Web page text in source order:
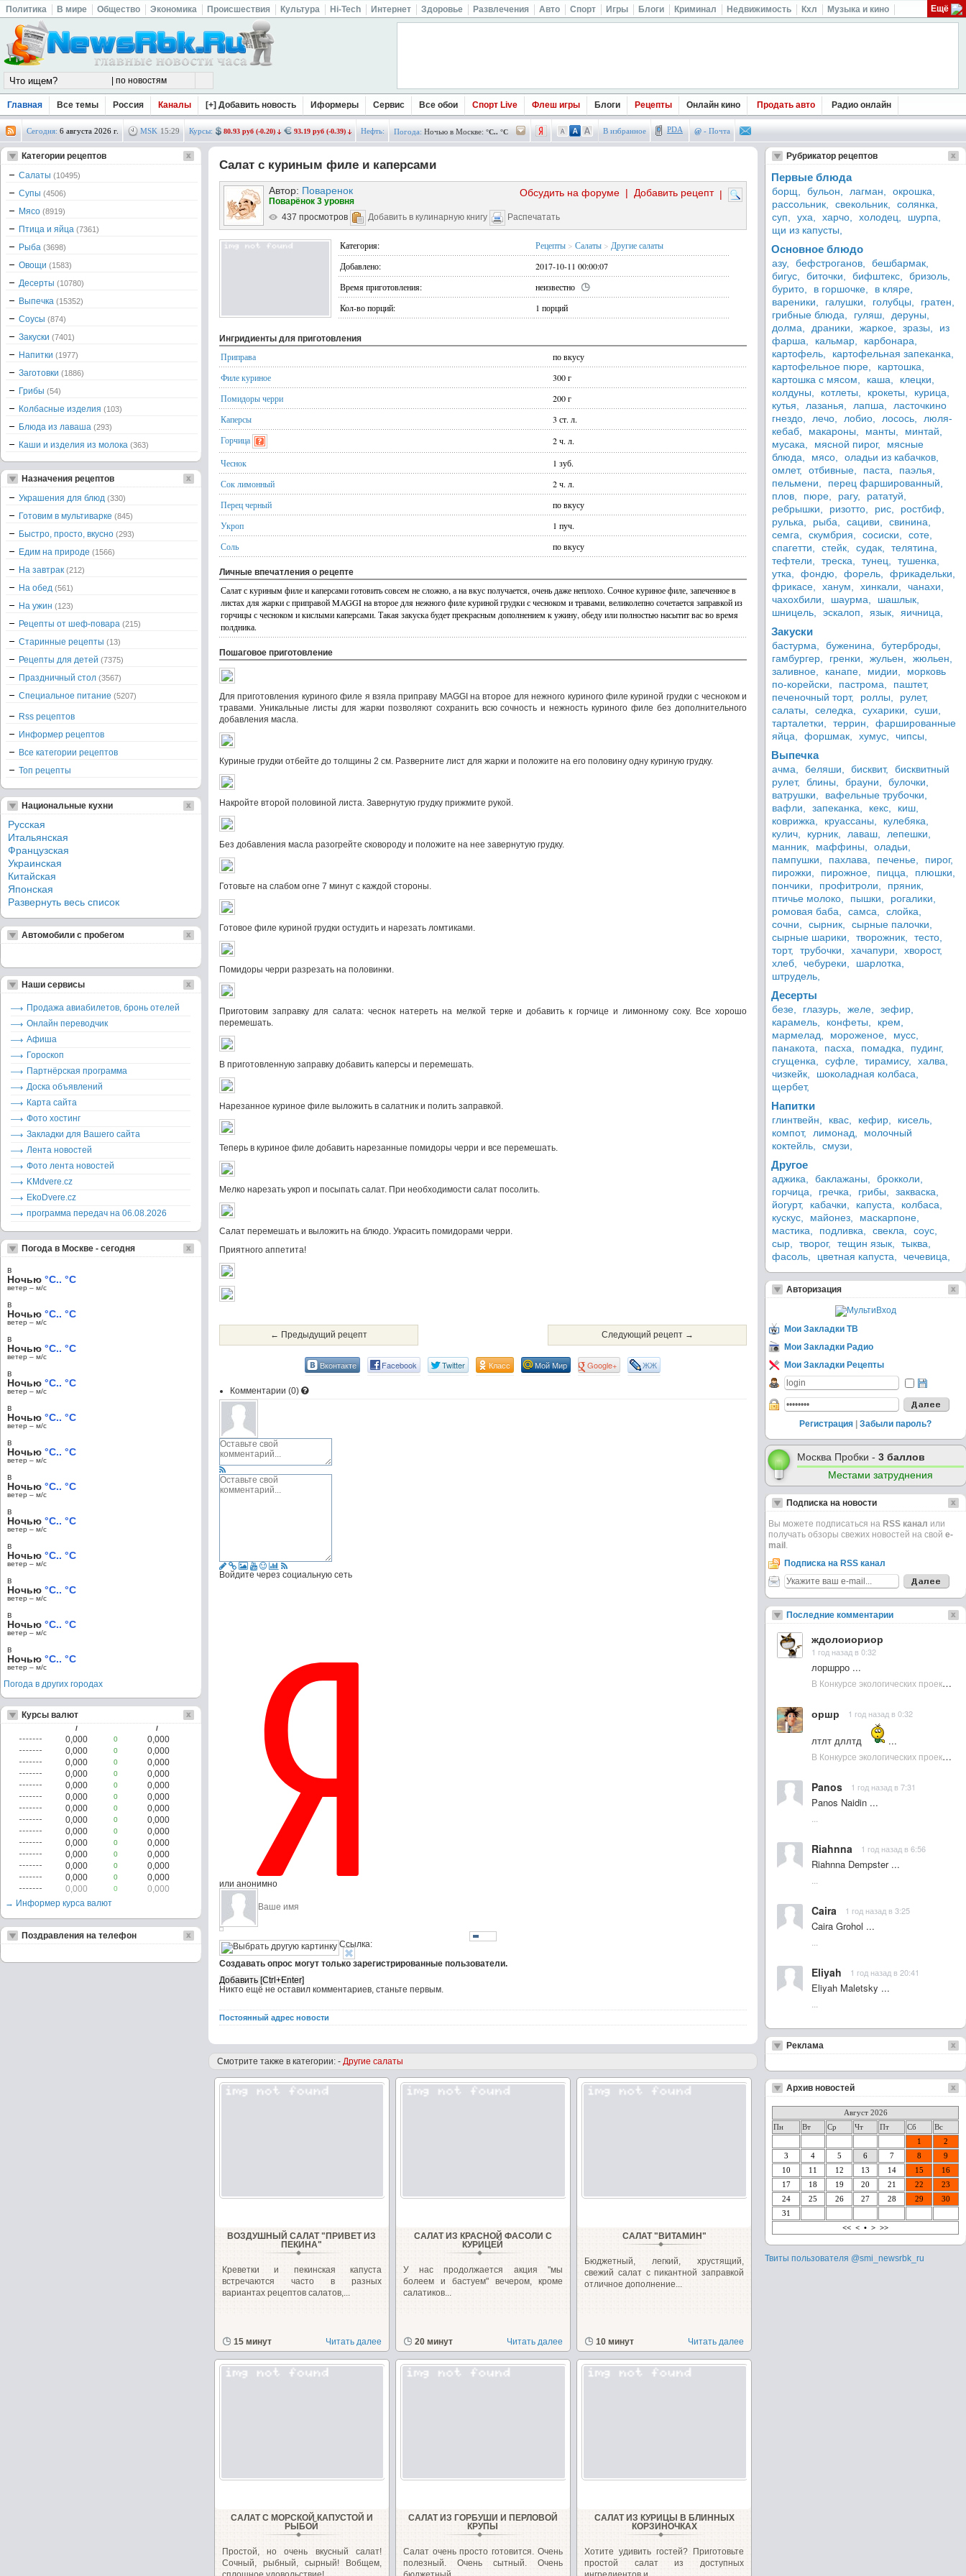
Политика В мире Общество Экономика Происшествия Культура Hi-Tech Интернет Здоровье Развлечения Авто Спорт Игры Блоги Криминал Недвижимость Кхл Музыка и кино Ещё
Главная Все темы Россия Каналы [+] Добавить новость Иформеры Сервис Все обои Спорт Live Флеш игры Блоги Рецепты Онлайн кино Продать авто Радио онлайн
Сегодня: 6 августа 2026 г. MSK 15:29 Курсы: 80.93 руб (-0.20) 93.19 руб (-0.39) Нефть: Погода: Ночью в Москве: °C.. °C В избранное PDA @ - Почта
Салат с куриным филе и каперсами
Автор: Поваренок |
Добавить рецепт
|
Обсудить на форуме
Поварёнок 3 уровня
437 просмотров
Добавить в кулинарную книгу Распечатать
Категория: Рецепты > Салаты > Другие салаты
Добавлено:
2017-10-11 00:00:07
Время приготовления:
неизвестно
Кол-во порций:
1 порций
Ингридиенты для приготовления
Приправа
по вкусу
Филе куриное
300 г
Помидоры черри
200 г
Каперсы
3 ст. л.
Горчица
2 ч. л.
Чеснок
1 зуб.
Сок лимонный
2 ч. л.
Перец черный
по вкусу
Укроп
1 пуч.
Соль
по вкусу
Личные впечатления о рецепте
Салат с куриным филе и каперсами готовить совсем не сложно, а на вкус получается, очень даже неплохо. Сочное куриное филе, запеченное в
листах для жарки с приправой MAGGI на второе для нежного филе куриной грудки с чесноком и травами, великолепно сочетается заправкой из
горчицы с чесноком и кислыми каперсами. Такая закуска будет прекрасным дополнением к ужину, обеду или полностью насытит вас во время
полдника.
Пошаговое приготовление
Для приготовления куриного филе я взяла приправу MAGGI на второе для нежного куриного филе куриной грудки с чесноком и
травами. Уникальные листы для жарки позволяют сохранить всю сочность и нежность куриного филе без дополнительного
добавления масла.
Куриные грудки отбейте до толщины 2 см. Разверните лист для жарки и положите на его половину одну куриную грудку.
Накройте второй половиной листа. Завернутую грудку прижмите рукой.
Без добавления масла разогрейте сковороду и положите на нее завернутую грудку.
Готовьте на слабом огне 7 минут с каждой стороны.
Готовое филе куриной грудки остудить и нарезать ломтиками.
Помидоры черри разрезать на половинки.
Приготовим заправку для салата: чеснок натереть на мелкой терке и добавить к горчице и лимонному соку. Все хорошо
перемешать.
В приготовленную заправку добавить каперсы и перемешать.
Нарезанное куриное филе выложить в салатник и полить заправкой.
Теперь в куриное филе добавить нарезанные помидоры черри и все перемешать.
Мелко нарезать укроп и посыпать салат. При необходимости салат посолить.
Салат перемешать и выложить на блюдо. Украсить помидорами черри.
Приятного аппетита!
← Предыдущий рецепт Следующий рецепт →
Вконтакте Facebook Twitter Класс Мой Мир Google+ ЖЖ
Комментарии (0)
Войдите через социальную сеть
или анонимно
Ссылка:
Создавать опрос могут только зарегистрированные пользователи.
Никто ещё не оставил комментариев, станьте первым.
Постоянный адрес новости
Смотрите также в категории: -Другие салаты
ВОЗДУШНЫЙ САЛАТ "ПРИВЕТ ИЗ
ПЕКИНА"
Креветки и пекинская капуста
встречаются часто в разных
вариантах рецептов салатов,...
15 минут Читать далее
САЛАТ ИЗ КРАСНОЙ ФАСОЛИ С
КУРИЦЕЙ
У нас продолжается акция "мы
болеем и бастуем" вечером, кроме
салатиков...
20 минут Читать далее
САЛАТ "ВИТАМИН"
Бюджетный, легкий, хрустящий,
свежий салат с пикантной заправкой
отличное дополнение...
10 минут Читать далее
САЛАТ С МОРСКОЙ КАПУСТОЙ И
РЫБОЙ
Простой, но очень вкусный салат!
Сочный, рыбный, сырный! Вобщем,
САЛАТ ИЗ ГОРБУШИ И ПЕРЛОВОЙ
КРУПЫ
Салат очень просто готовится. Очень
полезный. Очень сытный. Очень
САЛАТ ИЗ КУРИЦЫ В БЛИННЫХ
КОРЗИНОЧКАХ
Хотите удивить гостей? Приготовьте
простой салат из доступных
Категории рецептов
Салаты (10495)
Супы (4506)
Мясо (8919)
Птица и яйца (7361)
Рыба (3698)
Овощи (1583)
Десерты (10780)
Выпечка (15352)
Соусы (874)
Закуски (7401)
Напитки (1977)
Заготовки (1886)
Грибы (54)
Колбасные изделия (103)
Блюда из лаваша (293)
Каши и изделия из молока (363)
Назначения рецептов
Украшения для блюд (330)
Готовим в мультиварке (845)
Быстро, просто, вкусно (293)
Едим на природе (1566)
На завтрак (212)
На обед (561)
На ужин (123)
Рецепты от шеф-повара (215)
Старинные рецепты (13)
Рецепты для детей (7375)
Праздничный стол (3567)
Специальное питание (5207)
Rss рецептов
Информер рецептов
Все категории рецептов
Топ рецепты
Национальные кухни
Русская
Итальянская
Французская
Украинская
Китайская
Японская
Развернуть весь список
Автомобили с пробегом
Наши сервисы
Продажа авиабилетов, бронь отелей
Онлайн переводчик
Афиша
Гороскоп
Партнёрская программа
Доска объявлений
Карта сайта
Фото хостинг
Закладки для Вашего сайта
Лента новостей
Фото лента новостей
KMdvere.cz
EkoDvere.cz
программа передач на 06.08.2026
Погода в Москве - сегодня
в
Ночью °C.. °C
ветер – м/c
в
Ночью °C.. °C
ветер – м/c
в
Ночью °C.. °C
ветер – м/c
в
Ночью °C.. °C
ветер – м/c
в
Ночью °C.. °C
ветер – м/c
в
Ночью °C.. °C
ветер – м/c
в
Ночью °C.. °C
ветер – м/c
в
Ночью °C.. °C
ветер – м/c
в
Ночью °C.. °C
ветер – м/c
в
Ночью °C.. °C
ветер – м/c
в
Ночью °C.. °C
ветер – м/c
в
Ночью °C.. °C
ветер – м/c
Погода в других городах
Курсы валют
/ /
0,000 0
0,000
0,000
0
0,000
0,000
0
0,000
0,000
0
0,000
0,000
0
0,000
0,000
0
0,000
0,000
0
0,000
0,000
0
0,000
0,000
0
0,000
0,000
0
0,000
0,000
0
0,000
0,000
0
0,000
0,000
0
0,000
0,000
0
0,000
→ Информер курса валют
Поздравления на телефон
Рубрикатор рецептов
Первые блюда
борщ, бульон, лагман,
окрошка,
рассольник,
свекольник,
солянка,
суп,
уха, харчо, холодец,
шурпа,
щи из капусты,
Основное блюдо
азу, бефстроганов,
бешбармак,
бигус,
биточки, бифштекс,
бризоль,
бурито,
в горшочке,
в кляре,
вареники,
галушки, голубцы,
гратен,
грибные блюда,
гуляш,
деруны,
долма,
драники, жаркое, зразы,
из
фарша,
кальмар,
карбонара,
картофель,
картофельная запеканка,
картофельное пюре,
картошка,
картошка с мясом,
каша,
клецки,
колдуны,
котлеты, крокеты,
курица,
кутья,
лазанья, лапша,
ласточкино
гнездо,
лечо, лобио, лосось,
люля-
кебаб,
макароны, манты,
минтай,
мусака,
мясной пирог,
мясные
блюда,
мясо,
оладьи из кабачков,
омлет,
отбивные, паста,
паэлья,
пельмени,
перец фаршированный,
плов,
пюре, рагу,
рататуй,
ребрышки,
ризотто, рис,
ростбиф,
рулька,
рыба, сациви,
свинина,
семга,
скумбрия, сосиски,
соте,
спагетти,
стейк, судак,
телятина,
тефтели,
треска, тунец,
тушенка,
утка,
фондю, форель,
фрикадельки,
фрикасе,
ханум, хинкали,
чанахи,
чахохбили,
шаурма,
шашлык,
шницель,
эскалоп, язык, яичница,
Закуски
бастурма, буженина,
бутерброды,
гамбургер,
гренки, жульен,
жюльен,
заливное,
канапе, мидии,
морковь
по-корейски,
пастрома,
паштет,
печеночный торт,
роллы,
рулет,
салаты,
селедка, сухарики,
суши,
тарталетки,
террин,
фаршированные
яйца,
форшмак, хумус, чипсы,
Выпечка
ачма, беляши, бисквит,
бисквитный
рулет,
блины, брауни,
булочки,
ватрушки,
вафельные трубочки,
вафли,
запеканка, кекс,
киш,
коврижка,
круассаны,
кулебяка,
кулич,
курник, лаваш,
лепешки,
манник,
маффины,
оладьи,
пампушки,
пахлава, печенье,
пирог,
пирожки,
пирожное, пицца,
плюшки,
пончики,
профитроли,
пряник,
птичье молоко,
пышки,
рогалики,
ромовая баба,
самса,
слойка,
сочни,
сырник,
сырные палочки,
сырные шарики,
творожник,
тесто,
торт,
трубочки, хачапури,
хворост,
хлеб,
чебуреки,
шарлотка,
штрудель,
Десерты
безе, глазурь, желе,
зефир,
карамель,
конфеты,
крем,
мармелад,
мороженое,
мусс,
панакота,
пасха, помадка,
пудинг,
сгущенка,
суфле, тирамису,
халва,
чизкейк,
шоколадная колбаса,
щербет,
Напитки
глинтвейн, квас, кефир,
кисель,
компот,
лимонад,
молочный
коктейль,
смузи,
Другое
аджика, баклажаны,
брокколи,
горчица,
гречка, грибы,
закваска,
йогурт,
кабачки, капуста,
колбаса,
кускус,
майонез,
маскарпоне,
мастика,
подливка, свекла,
соус,
сыр,
творог, тещин язык,
тыква,
фасоль,
цветная капуста, чечевица,
Авторизация
Мои Закладки ТВ
Мои Закладки Радио
Мои Закладки Рецепты
Регистрация Забыли пароль?
Москва Пробки - 3 баллов
Местами затруднения
Подписка на новости
Вы можете подписаться на RSS канал или
получать обзоры свежих новостей на свой e-
mail .
Подписка на RSS канал
Последние комментарии
ждолоиориор
1 год назад в 0:32
лоршрро ...
В Конкурсе экологических проектов в Подмосковье активно участвовала молодежь :: NewsRbk.ru...
оршр 1 год назад в 0:32
лтлт дллтд
...
В Конкурсе экологических проектов в Подмосковье активно участвовала молодежь :: NewsRbk.ru...
Panos 1 год назад в 7:31
Panos Naidin ...
Riahnna 1 год назад в 6:56
Riahnna Dempster ...
Caira 1 год назад в 3:25
Caira Grohol ...
Eliyah 1 год назад в 20:41
Eliyah Maletsky ...
Реклама
Архив новостей
Август 2026
Пн
Вт Ср Чт Пт Сб
Вс
1
2
3
4 5 6 7 8
9
10
11 12 13 14 15
16
17
18 19 20 21 22
23
24
25 26 27 28 29
30
31
<< < • > >>
Твиты пользователя @smi_newsrbk_ru